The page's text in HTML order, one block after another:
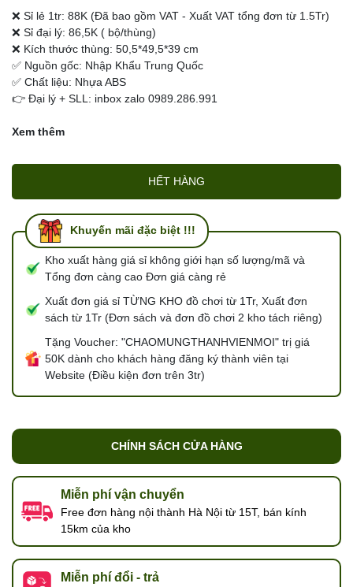
❌ Sỉ lẻ 1tr: 88K (Đã bao gồm VAT - Xuất VAT tổng đơn từ 1.5Tr)
❌ Sỉ đại lý: 86,5K ( bộ/thùng)
❌ Kích thước thùng: 50,5*49,5*39 cm
✅ Nguồn gốc: Nhập Khẩu Trung Quốc
✅ Chất liệu: Nhựa ABS
👉 Đại lý + SLL: inbox zalo 0989.286.991
Xem thêm
HẾT HÀNG
Khuyến mãi đặc biệt !!!
Kho xuất hàng giá sỉ không giới hạn số lượng/mã và
Tổng đơn càng cao Đơn giá càng rẻ
Xuất đơn giá sỉ TỪNG KHO đồ chơi từ 1Tr, Xuất đơn
sách từ 1Tr (Đơn sách và đơn đồ chơi 2 kho tách riêng)
Tặng Voucher: "CHAOMUNGTHANHVIENMOI" trị giá
50K dành cho khách hàng đăng ký thành viên tại
Website (Điều kiện đơn trên 3tr)
CHÍNH SÁCH CỬA HÀNG
Miễn phí vận chuyển
Free đơn hàng nội thành Hà Nội từ 15T, bán kính
15km của kho
Miễn phí đổi - trả